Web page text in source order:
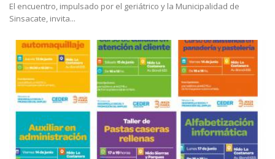
El encuentro, impulsado por el geriátrico y la Municipalidad de
Sinsacate, invita...